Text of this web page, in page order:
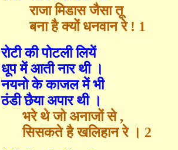
राजा मिडास जैसा तू
बना है क्यों धनवान रे ! 1
रोटी की पोटली लियें
धूप में आती नार थी ।
नयनो के काजल में भी
ठंडी छैया अपार थी ।
भरे थे जो अनाजों से,
सिसकते है खलिहान रे । 2